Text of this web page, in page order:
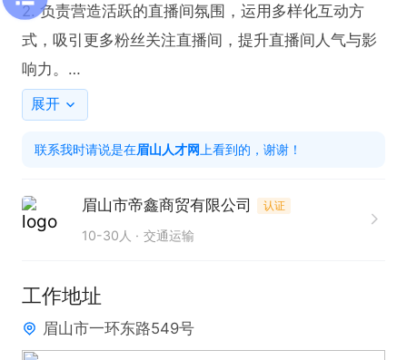
2. 负责营造活跃的直播间氛围，运用多样化互动方
式，吸引更多粉丝关注直播间，提升直播间人气与影
响力。
任职要求：
1. 需具备出色的口头表达能力，发音清晰标准，能够
流。
2. 性格开朗，擅长聊天，能快速与粉丝建立良好互动
平时不常在线，有意者投递简历后请直接电话联系。
展开
联系我时请说是在眉山人才网 上看到的，谢谢！
眉山市帝鑫商贸有限公司 认证
10-30人 交通运输
工作地址
眉山市一环东路549号